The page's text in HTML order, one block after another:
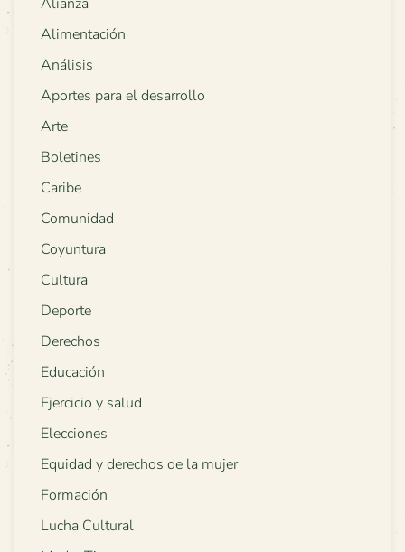
Alimentación
Análisis
Aportes para el desarrollo
Arte
Boletines
Caribe
Comunidad
Coyuntura
Cultura
Deporte
Derechos
Educación
Ejercicio y salud
Elecciones
Equidad y derechos de la mujer
Formación
Lucha Cultural